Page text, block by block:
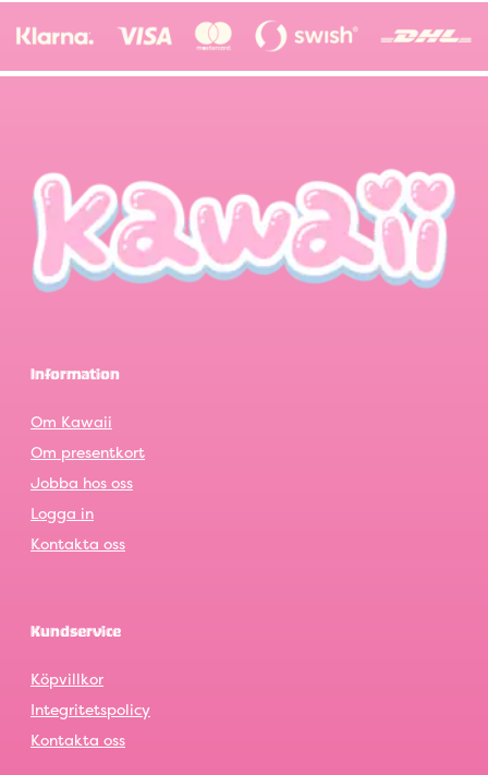
Information
Om Kawaii
Om presentkort
Jobba hos oss
Logga in
Kontakta oss
Kundservice
Köpvillkor
Integritetspolicy
Kontakta oss